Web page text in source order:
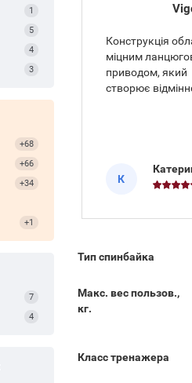
1
5
4
3
+68
+66
+34
+1
7
4
Конструкція
міцним
приводом, який
створює
зручно
сенсорні
тренувань
К
Тип спинбайка
Макс. вес пользов.,
кг.
Класс тренажера